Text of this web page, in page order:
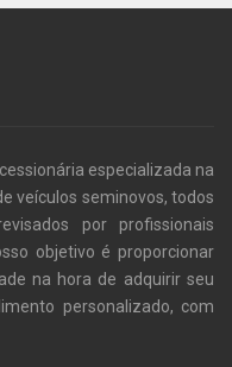
especializada na
veículos seminovos, todos
por profissionais
objetivo é proporcionar
na hora de adquirir seu
personalizado, com